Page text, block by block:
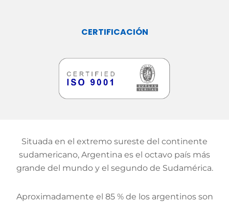
CERTIFICACIÓN
Situada en el extremo sureste del continente
sudamericano, Argentina es el octavo país más
grande del mundo y el segundo de Sudamérica.
Aproximadamente el 85 % de los argentinos son